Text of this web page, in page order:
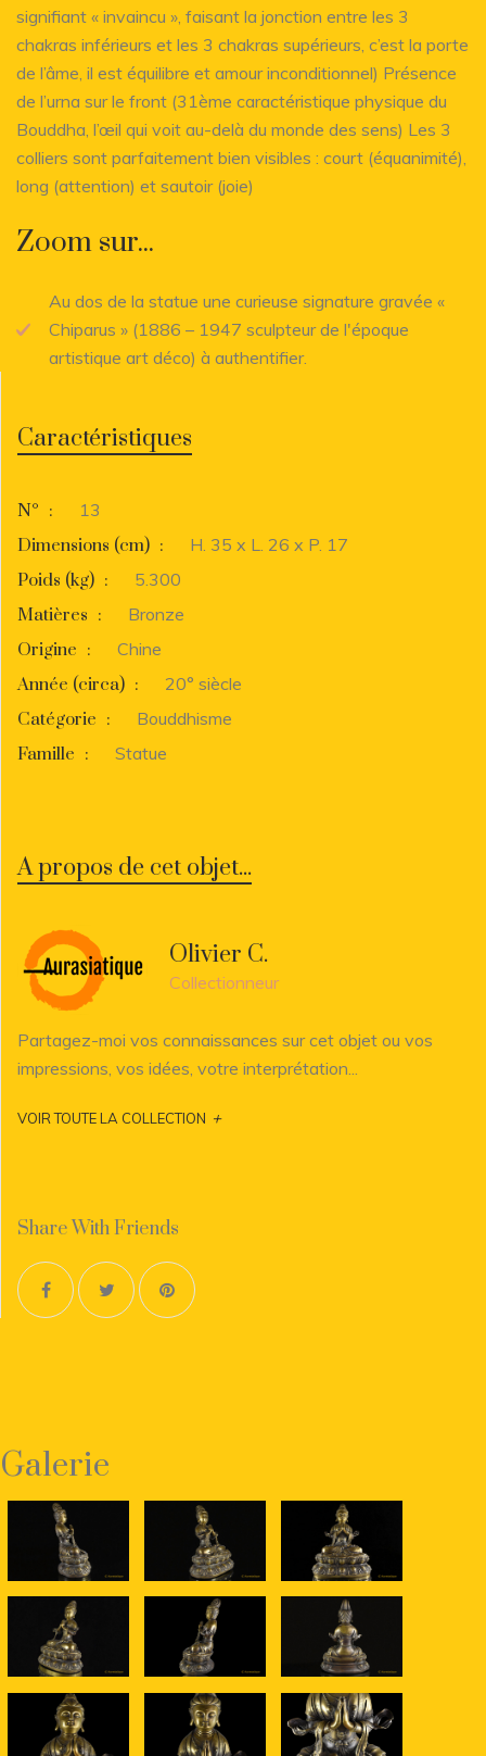
signifiant « invaincu », faisant la jonction entre les 3
chakras inférieurs et les 3 chakras supérieurs, c’est la porte
de l’âme, il est équilibre et amour inconditionnel) Présence
de l’urna sur le front (31ème caractéristique physique du
Bouddha, l’œil qui voit au-delà du monde des sens) Les 3
colliers sont parfaitement bien visibles : court (équanimité),
long (attention) et sautoir (joie)
Zoom sur...
Au dos de la statue une curieuse signature gravée «
Chiparus » (1886 – 1947 sculpteur de l'époque
artistique art déco) à authentifier.
Caractéristiques
N° :
13
Dimensions (cm) :
H. 35 x L. 26 x P. 17
Poids (kg) :
5.300
Matières :
Bronze
Origine :
Chine
Année (circa) :
20° siècle
Catégorie :
Bouddhisme
Famille : Statue
A propos de cet objet...
Olivier C.
Collectionneur
Partagez-moi vos connaissances sur cet objet ou vos
impressions, vos idées, votre interprétation...
VOIR TOUTE LA COLLECTION +
Share With Friends
Galerie